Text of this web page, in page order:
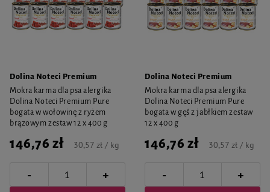
Dolina Noteci Premium
Mokra karma dla psa alergika
Dolina Noteci Premium Pure
bogata w wołowinę z ryżem
brązowym zestaw 12 x 400 g
146,76 zł 30,57 zł / kg
- +
Dolina Noteci Premium
Mokra karma dla psa alergika
Dolina Noteci Premium Pure
bogata w gęś z jabłkiem zestaw
12 x 400 g
146,76 zł 30,57 zł / kg
- +